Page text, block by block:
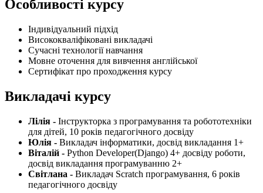
Особливості курсу
Індивідуальний підхід
Висококваліфіковані викладачі
Сучасні технології навчання
Мовне оточення для вивчення англійської
Сертифікат про проходження курсу
Викладачі курсу
Лілія - Інструкторка з програмування та робототехніки
для дітей, 10 років педагогічного досвіду
Юлія - Викладач інформатики, досвід викладання 1+
Віталій - Python Developer(Django) 4+ досвіду роботи,
досвід викладання програмуванню 2+
Світлана - Викладач Scratch програмування, 6 років
педагогічного досвіду